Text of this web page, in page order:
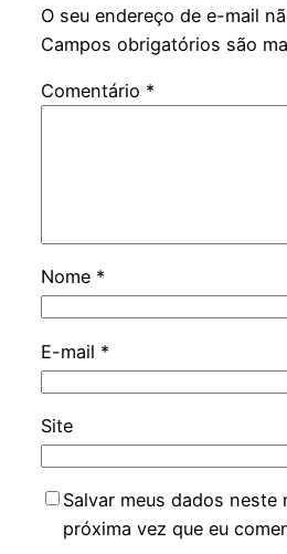
O seu endereço de e-mail
Campos obrigatórios são
Comentário *
Nome *
E-mail *
Site
Salvar meus dados neste
próxima vez que eu